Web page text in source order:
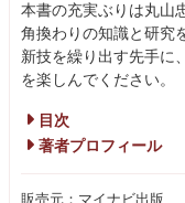
本書の充実ぶりは丸山
角換わりの知識と研究
新技を繰り出す先手に
を楽しんでください。
目次
著者プロフィール
販売元：マイナビ出版